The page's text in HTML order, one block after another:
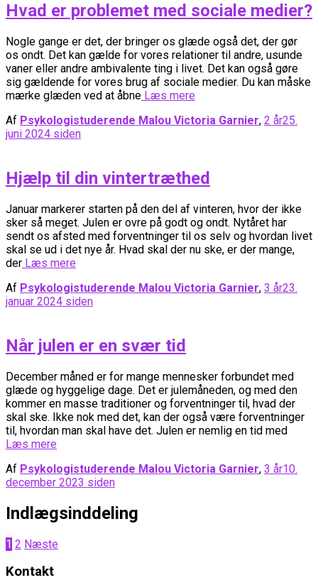
Hvad er problemet med sociale medier?
Nogle gange er det, der bringer os glæde også det, der gør
os ondt. Det kan gælde for vores relationer til andre, usunde
vaner eller andre ambivalente ting i livet. Det kan også gøre
sig gældende for vores brug af sociale medier. Du kan måske
mærke glæden ved at åbne Læs mere
Af Psykologistuderende Malou Victoria Garnier, 2 år25.
juni 2024 siden
Hjælp til din vintertræthed
Januar markerer starten på den del af vinteren, hvor der ikke
sker så meget. Julen er ovre på godt og ondt. Nytåret har
sendt os afsted med forventninger til os selv og hvordan livet
skal se ud i det nye år. Hvad skal der nu ske, er der mange,
der Læs mere
Af Psykologistuderende Malou Victoria Garnier, 3 år23.
januar 2024 siden
Når julen er en svær tid
December måned er for mange mennesker forbundet med
glæde og hyggelige dage. Det er julemåneden, og med den
kommer en masse traditioner og forventninger til, hvad der
skal ske. Ikke nok med det, kan der også være forventninger
til, hvordan man skal have det. Julen er nemlig en tid med
Læs mere
Af Psykologistuderende Malou Victoria Garnier, 3 år10.
december 2023 siden
Indlægsinddeling
1 2 Næste
Kontakt